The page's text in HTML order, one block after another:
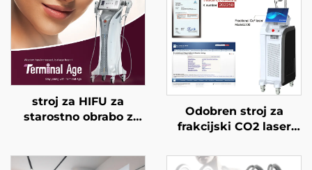
stroj za HIFU za
starostno obrabo z
frekvencah,
Odobren stroj za
frakcijski CO2 laser
MMDSAP